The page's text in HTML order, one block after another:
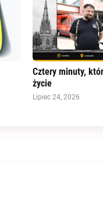
Cztery minuty,
życie
Lipiec 24, 2026